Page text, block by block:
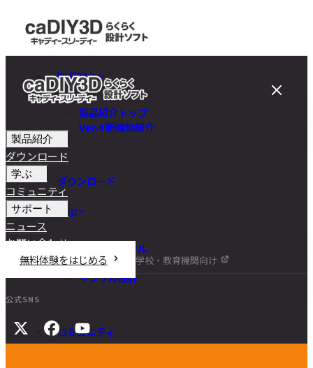
製品紹介
製品紹介トップ
Ver.4 新機能紹介
ダウンロード
学ぶ
チュートリアル
DIY講座
サンプル設計
コミュニティ
製品紹介
ダウンロード
学ぶ
コミュニティ
サポート
ニュース
お問い合わせ
無料体験をはじめる
学校・教育機関向け
公式SNS